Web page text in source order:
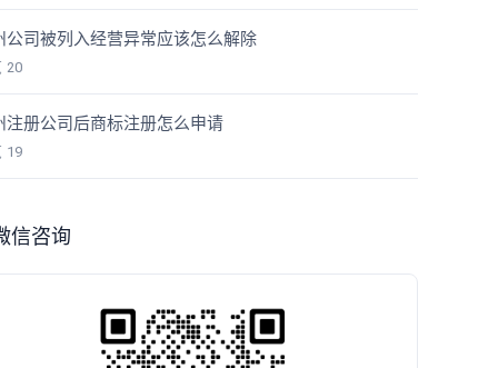
公司被列入经营异常应该怎么解除
20
注册公司后商标注册怎么申请
19
信咨询